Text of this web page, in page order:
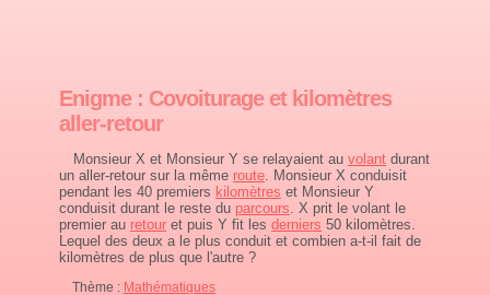
Enigme : Covoiturage et kilomètres
aller-retour
Monsieur X et Monsieur Y se relayaient au volant durant
un aller-retour sur la même route. Monsieur X conduisit
pendant les 40 premiers kilomètres et Monsieur Y
conduisit durant le reste du parcours. X prit le volant le
premier au retour et puis Y fit les derniers 50 kilomètres.
Lequel des deux a le plus conduit et combien a-t-il fait de
kilomètres de plus que l'autre ?
Thème : Mathématiques